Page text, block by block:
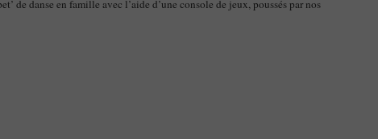
de danse en famille avec l’aide d’une console de jeux, poussés par nos